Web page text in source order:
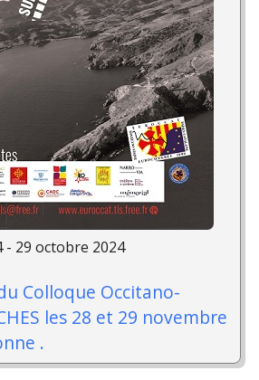
- 29 octobre 2024
Colloque Occitano-
les 28 et 29 novembre
.